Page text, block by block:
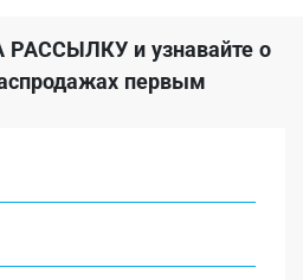
РАССЫЛКУи узнавайте о
первым